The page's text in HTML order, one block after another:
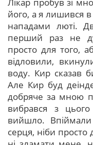
його, а я лишився в
нападами люті.
перший раз не
просто для того,
відловили,
воду. Кир сказав
Але Кир буд
добряче за мною
вибрався з
вийшло.
серця, ніби